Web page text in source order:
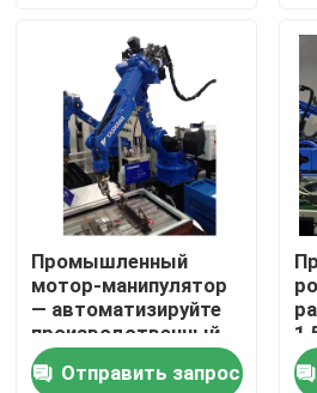
Продукты
Видео
О нас
Путешествие фабрики
Промышленный
мотор-манипулятор
— автоматизируйте
производственный
процесс с помощью
основных
Отправить запрос